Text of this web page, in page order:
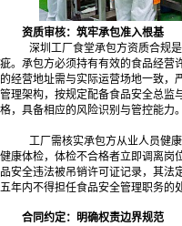
资质审核：筑牢承包准入根基
深圳工厂食堂承包方资质合规
疵。承包方必须持有有效的食品经营
的经营地址需与实际运营场地一致，
管理架构，按规定配备食品安全总监
格，具备相应的风险识别与管控能力。
工厂需核实承包方从业人员健
健康体检，体检不合格者立即调离岗
品安全违法被吊销许可证记录，其法
五年内不得担任食品安全管理职务的
合同约定：明确权责边界规范